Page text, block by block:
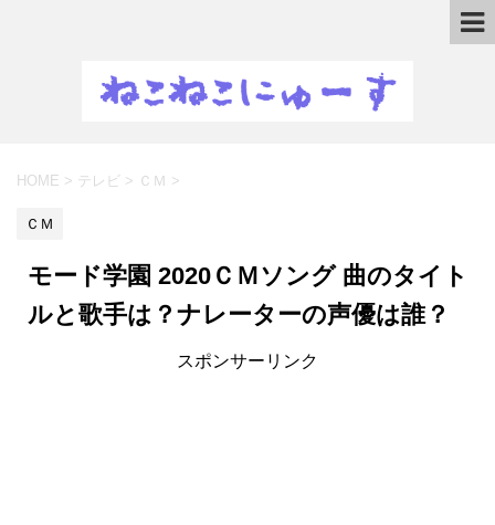
HOME > テレビ > ＣＭ >
ＣＭ
モード学園 2020ＣＭソング 曲のタイト
ルと歌手は？ナレーターの声優は誰？
スポンサーリンク